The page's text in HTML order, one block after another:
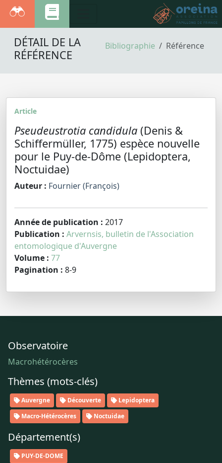
Bibliographie Référence
DÉTAIL DE LA
RÉFÉRENCE
Article
Pseudeustrotia candidula (Denis &
Schiffermüller, 1775) espèce nouvelle
pour le Puy-de-Dôme (Lepidoptera,
Noctuidae)
Auteur : Fournier (François)
Année de publication : 2017
Publication : Arvernsis, bulletin de l'Association
entomologique d'Auvergne
Volume : 77
Pagination : 8-9
Observatoire
Macrohétérocères
Thèmes (mots-clés)
Auvergne Découverte
Lepidoptera
Macro-Hétérocères
Noctuidae
Département(s)
PUY-DE-DOME